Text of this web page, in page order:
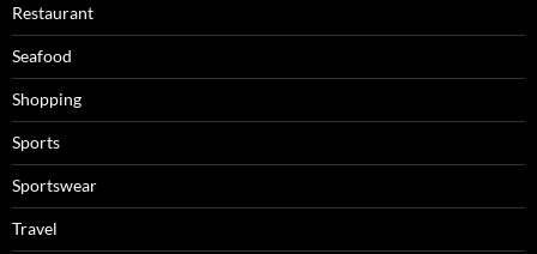
Restaurant
Seafood
Shopping
Sports
Sportswear
Travel